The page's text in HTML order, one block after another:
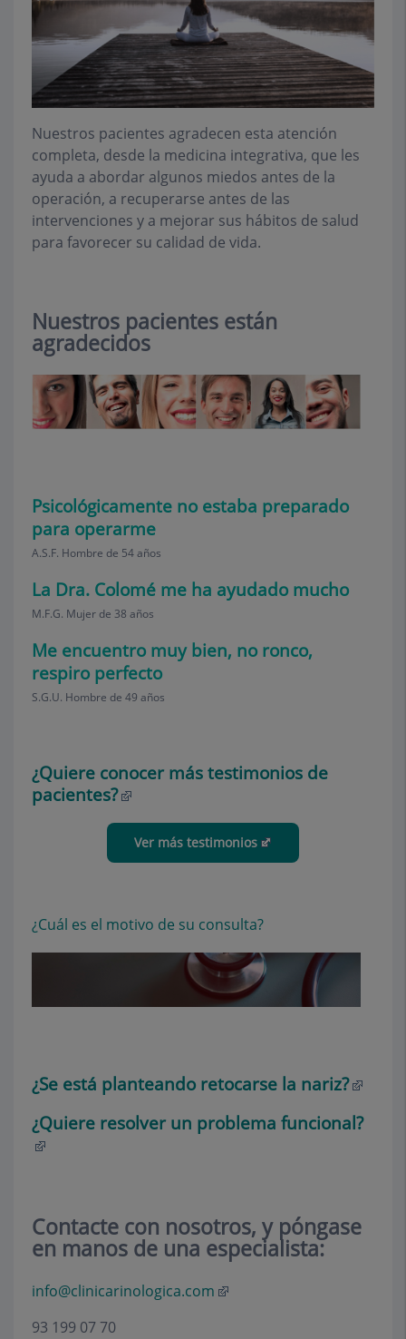
Nuestros pacientes agradecen esta atención
completa, desde la medicina integrativa, que les
ayuda a abordar algunos miedos antes de la
operación, a recuperarse antes de las
intervenciones y a mejorar sus hábitos de salud
para favorecer su calidad de vida.
Nuestros pacientes están
agradecidos
Psicológicamente no estaba preparado
para operarme
A.S.F. Hombre de 54 años
La Dra. Colomé me ha ayudado mucho
M.F.G. Mujer de 38 años
Me encuentro muy bien, no ronco,
respiro perfecto
S.G.U. Hombre de 49 años
¿Quiere conocer más testimonios de
pacientes?
Ver más testimonios
¿Cuál es el motivo de su consulta?
¿Se está planteando retocarse la nariz?
¿Quiere resolver un problema funcional?
Contacte con nosotros, y póngase
en manos de una especialista:
info@clinicarinologica.com
93 199 07 70